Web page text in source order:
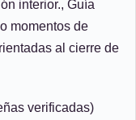
interior., Guía
momentos de
al cierre de
verificadas)